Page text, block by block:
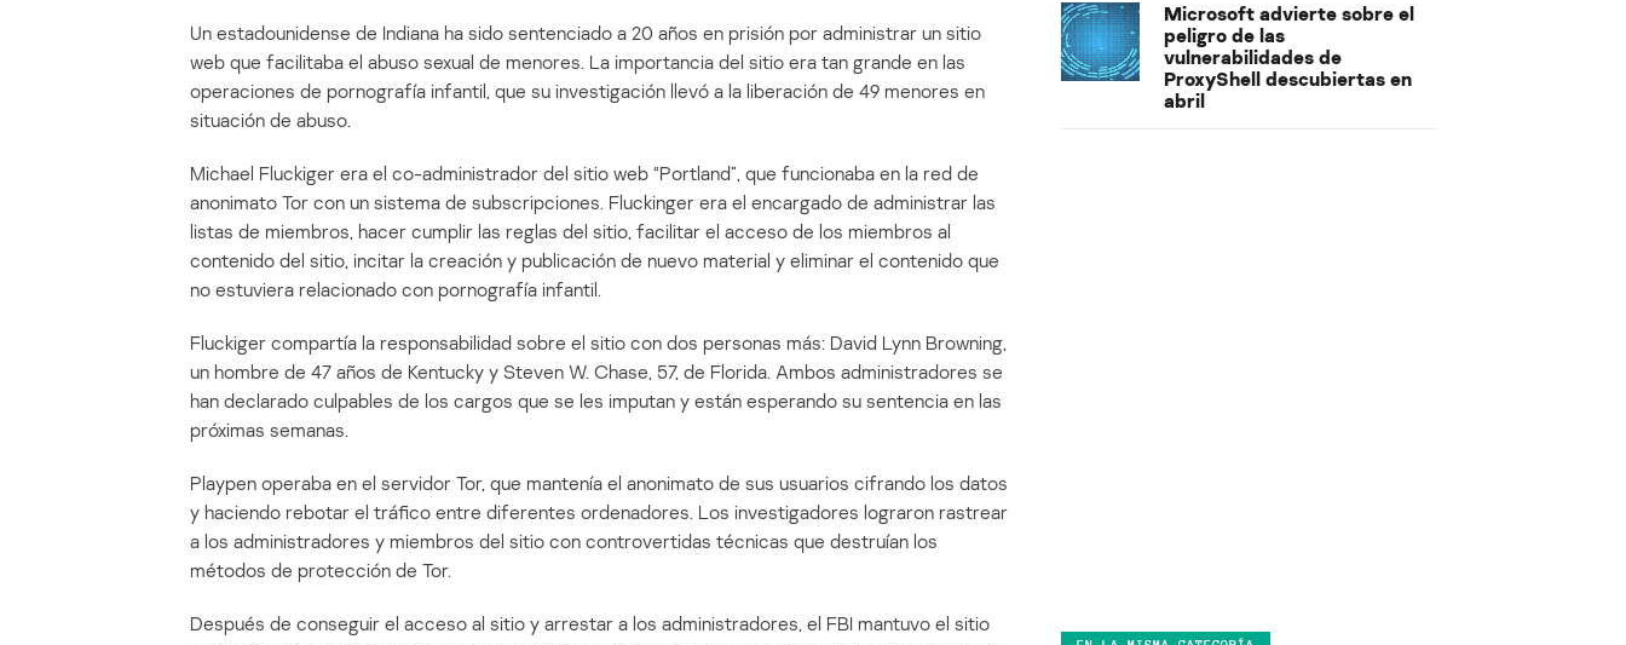
Un estadounidense de Indiana ha sido sentenciado a 20 años en prisión por administrar un sitio
web que facilitaba el abuso sexual de menores. La importancia del sitio era tan grande en las
operaciones de pornografía infantil, que su investigación llevó a la liberación de 49 menores en
situación de abuso.
Michael Fluckiger era el co-administrador del sitio web “Portland”, que funcionaba en la red de
anonimato Tor con un sistema de subscripciones. Fluckinger era el encargado de administrar las
listas de miembros, hacer cumplir las reglas del sitio, facilitar el acceso de los miembros al
contenido del sitio, incitar la creación y publicación de nuevo material y eliminar el contenido que
no estuviera relacionado con pornografía infantil.
Fluckiger compartía la responsabilidad sobre el sitio con dos personas más: David Lynn Browning,
un hombre de 47 años de Kentucky y Steven W. Chase, 57, de Florida. Ambos administradores se
han declarado culpables de los cargos que se les imputan y están esperando su sentencia en las
próximas semanas.
Playpen operaba en el servidor Tor, que mantenía el anonimato de sus usuarios cifrando los datos
y haciendo rebotar el tráfico entre diferentes ordenadores. Los investigadores lograron rastrear
a los administradores y miembros del sitio con controvertidas técnicas que destruían los
métodos de protección de Tor.
Después de conseguir el acceso al sitio y arrestar a los administradores, el FBI mantuvo el sitio
Microsoft advierte sobre el
peligro de las
vulnerabilidades de
ProxyShell descubiertas en
abril